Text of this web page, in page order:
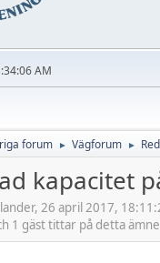
AM
forum ► Vägforum ►
kapacitet
26 april 2017,
1 gäst tittar på detta